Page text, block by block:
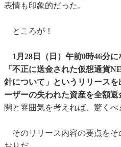
表情も印象的だった。
ところが！
1月28日（日）午前0時46分に
「不正に送金された仮想通貨
針について」というリリースを
ーザーの失われた資産を全額返
開と雰囲気を考えれば、驚くべ
そのリリース内容の要点をそ